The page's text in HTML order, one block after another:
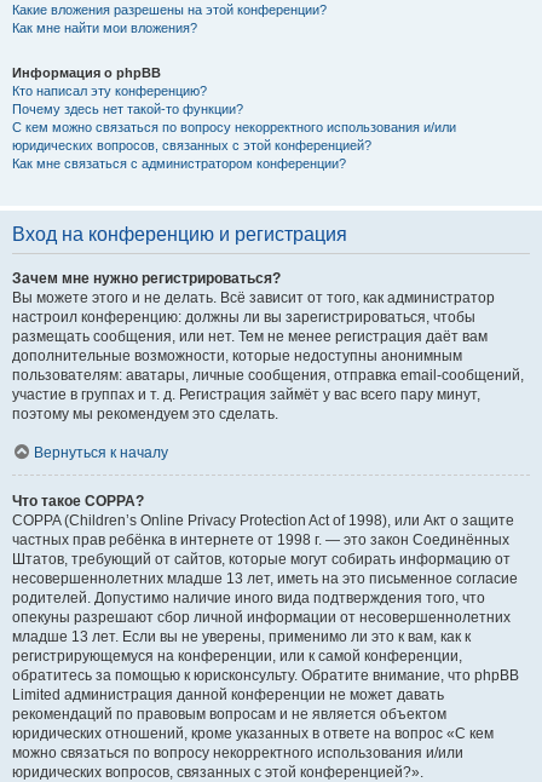
Какие вложения разрешены на этой конференции?
Как мне найти мои вложения?
Информация о phpBB
Кто написал эту конференцию?
Почему здесь нет такой-то функции?
С кем можно связаться по вопросу некорректного использования и/или
юридических вопросов, связанных с этой конференцией?
Как мне связаться с администратором конференции?
Вход на конференцию и регистрация
Зачем мне нужно регистрироваться?
Вы можете этого и не делать. Всё зависит от того, как администратор
настроил конференцию: должны ли вы зарегистрироваться, чтобы
размещать сообщения, или нет. Тем не менее регистрация даёт вам
дополнительные возможности, которые недоступны анонимным
пользователям: аватары, личные сообщения, отправка email-сообщений,
участие в группах и т. д. Регистрация займёт у вас всего пару минут,
поэтому мы рекомендуем это сделать.
Вернуться к началу
Что такое COPPA?
COPPA (Children’s Online Privacy Protection Act of 1998), или Акт о защите
частных прав ребёнка в интернете от 1998 г. — это закон Соединённых
Штатов, требующий от сайтов, которые могут собирать информацию от
несовершеннолетних младше 13 лет, иметь на это письменное согласие
родителей. Допустимо наличие иного вида подтверждения того, что
опекуны разрешают сбор личной информации от несовершеннолетних
младше 13 лет. Если вы не уверены, применимо ли это к вам, как к
регистрирующемуся на конференции, или к самой конференции,
обратитесь за помощью к юрисконсульту. Обратите внимание, что phpBB
Limited администрация данной конференции не может давать
рекомендаций по правовым вопросам и не является объектом
юридических отношений, кроме указанных в ответе на вопрос «С кем
можно связаться по вопросу некорректного использования и/или
юридических вопросов, связанных с этой конференцией?».